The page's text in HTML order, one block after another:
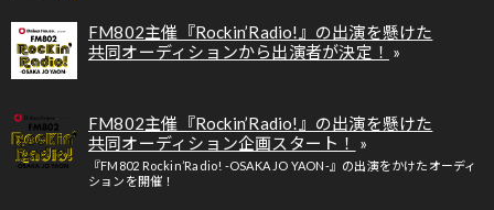
FM802主催『Rockin’Radio!』の出演を懸けた
共同オーディションから出演者が決定！
FM802主催『Rockin’Radio!』の出演を懸けた
共同オーディション企画スタート！
『FM802 Rockin’Radio! -OSAKA JO YAON-』の出演をかけたオーディ
ションを開催！